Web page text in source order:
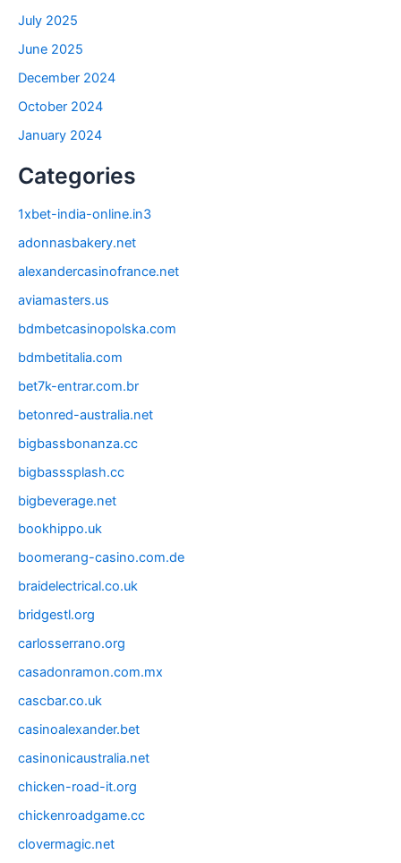
July 2025
June 2025
December 2024
October 2024
January 2024
Categories
1xbet-india-online.in3
adonnasbakery.net
alexandercasinofrance.net
aviamasters.us
bdmbetcasinopolska.com
bdmbetitalia.com
bet7k-entrar.com.br
betonred-australia.net
bigbassbonanza.cc
bigbasssplash.cc
bigbeverage.net
bookhippo.uk
boomerang-casino.com.de
braidelectrical.co.uk
bridgestl.org
carlosserrano.org
casadonramon.com.mx
cascbar.co.uk
casinoalexander.bet
casinonicaustralia.net
chicken-road-it.org
chickenroadgame.cc
clovermagic.net